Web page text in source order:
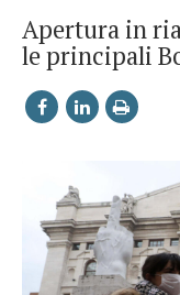
Apertura in
le principali